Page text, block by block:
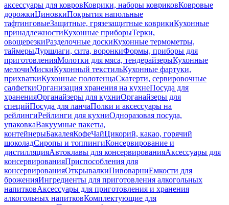
аксессуары для ковровКоврики, наборы ковриковКовровые
дорожкиЦиновкиПокрытия напольные
тафтинговыеЗащитные, грязезащитные коврикиКухонные
принадлежностиКухонные приборыТерки,
овощерезкиРазделочные доскиКухонные термометры,
таймерыДуршлаги, сита, воронкиФормы, приборы для
приготовленияМолотки для мяса, тендерайзерыКухонные
мелочиМискиКухонный текстильКухонные фартуки,
прихваткиКухонные полотенцаСкатерти, сервировочные
салфеткиОрганизация хранения на кухнеПосуда для
храненияОрганайзеры для кухниОрганайзеры для
специйПосуда для ланчаПолки и аксессуары на
рейлингиРейлинги для кухниОдноразовая посуда,
упаковкаВакуумные пакеты,
контейнерыБакалеяКофеЧайЦикорий, какао, горячий
шоколадСиропы и топпингиКонсервирование и
дистилляцияАвтоклавы для консервированияАксессуары для
консервированияПриспособления для
консервированияОткрывалкиПивоварниЕмкости для
броженияИнгредиенты для приготовления алкогольных
напитковАксессуары для приготовления и хранения
алкогольных напитковКомплектующие для